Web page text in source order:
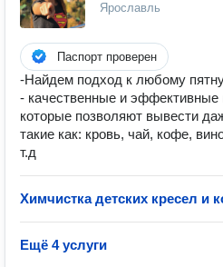
Ярославль
Паспорт проверен
-Найдем подход к любому
- качественные и
которые позволяют вывести
такие как: кровь, чай, кофе,
т.д
Химчистка детских кресел и
Ещё 4 услуги